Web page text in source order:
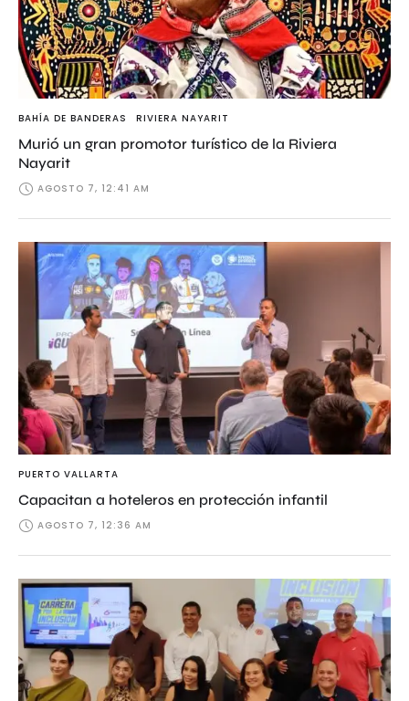
BAHÍA DE BANDERAS RIVIERA NAYARIT
Murió un gran promotor turístico de la Riviera
Nayarit
AGOSTO 7, 12:41 AM
PUERTO VALLARTA
Capacitan a hoteleros en protección infantil
AGOSTO 7, 12:36 AM